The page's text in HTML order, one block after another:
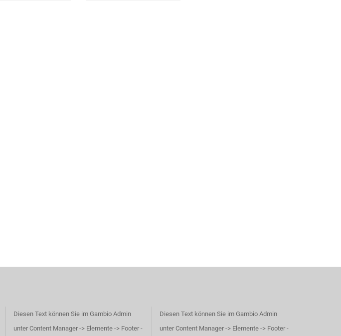
Diesen Text können Sie im Gambio Admin
unter Content Manager -> Elemente -> Footer -
Diesen Text können Sie im Gambio Admin
unter Content Manager -> Elemente -> Footer -